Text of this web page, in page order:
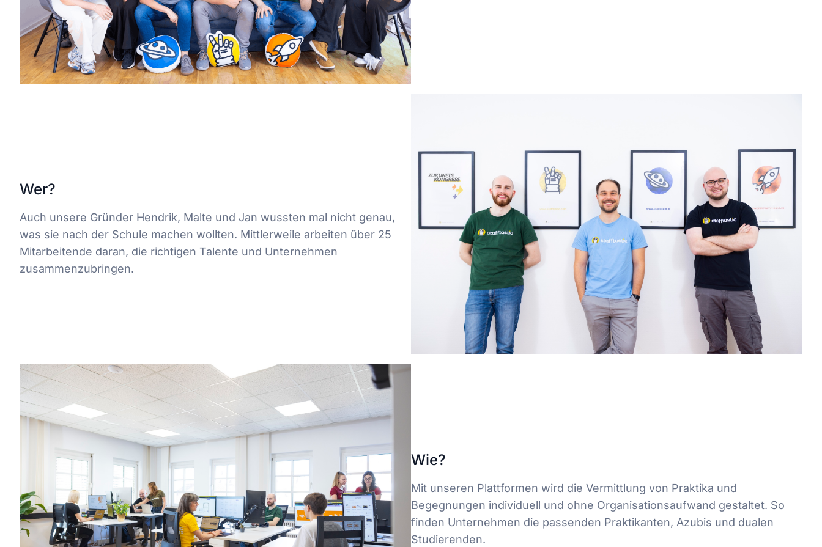
Wer?
Auch unsere Gründer Hendrik, Malte und Jan wussten mal nicht genau,
was sie nach der Schule machen wollten. Mittlerweile arbeiten über 25
Mitarbeitende daran, die richtigen Talente und Unternehmen
zusammenzubringen.
Wie?
Mit unseren Plattformen wird die Vermittlung von Praktika und
Begegnungen individuell und ohne Organisationsaufwand gestaltet. So
finden Unternehmen die passenden Praktikanten, Azubis und dualen
Studierenden.